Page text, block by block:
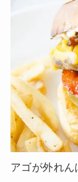
アゴが外れん